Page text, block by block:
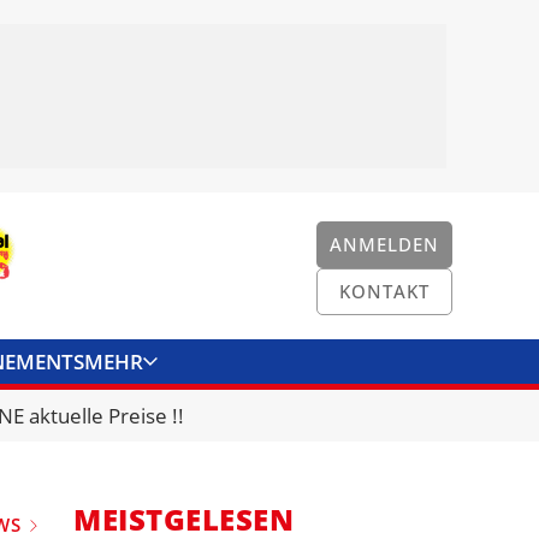
ANMELDEN
KONTAKT
MEHR
KONTAKT
aktuelle Preise !!
MEISTGELESEN